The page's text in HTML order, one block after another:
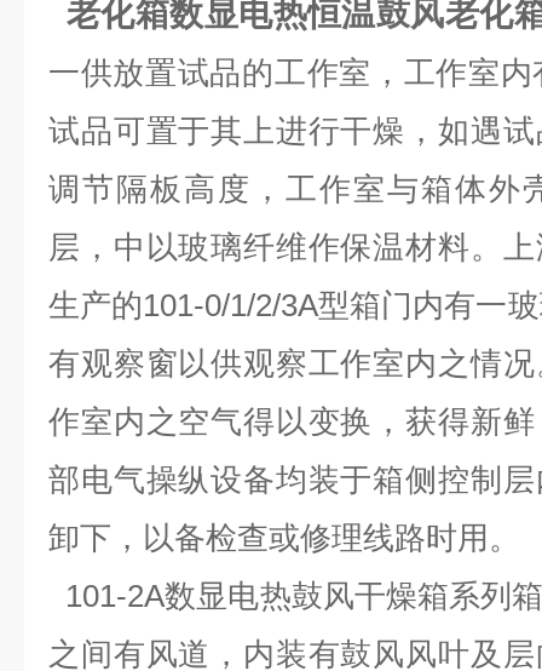
老化箱数显电热恒温鼓风老化
一供放置试品的工作室，工作室
试品可置于其上进行干燥，如遇
调节隔板高度，工作室与箱体外
层，中以玻璃纤维作保温材料。
生产的101-0/1/2/3A型箱门内有一
有观察窗以供观察工作室内之情
作室内之空气得以变换，获得新
部电气操纵设备均装于箱侧控制
卸下，以备检查或修理线路时用。
101-2A数显电热鼓风干燥箱系列
之间有风道，内装有鼓风风叶及